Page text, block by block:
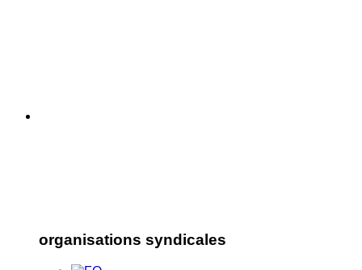
organisations syndicales